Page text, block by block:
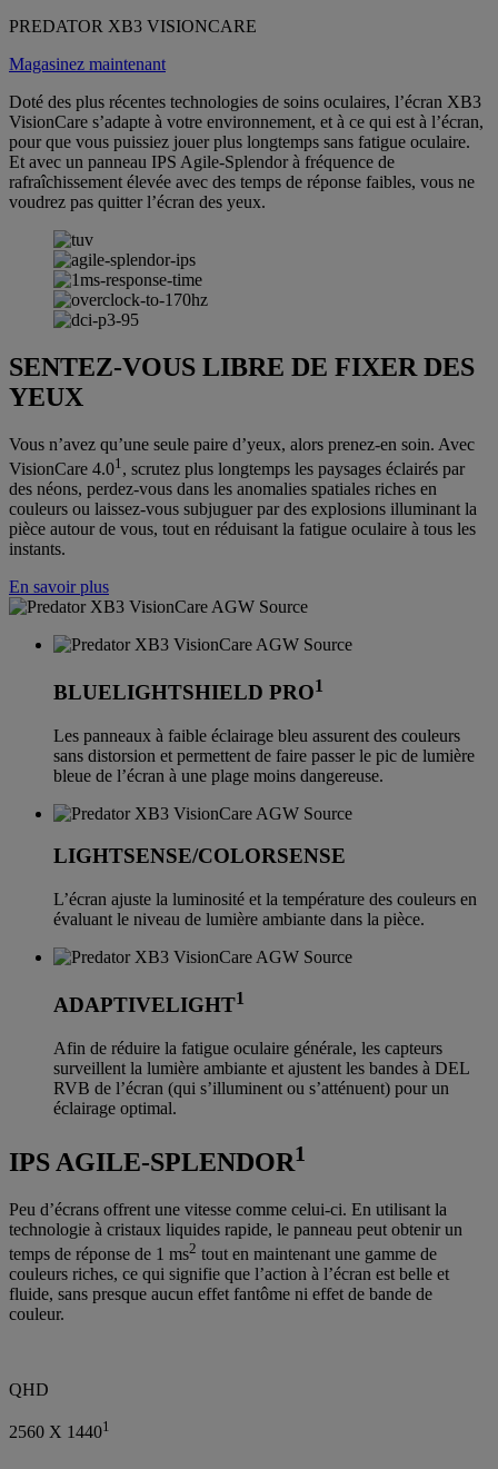
PREDATOR XB3 VISIONCARE
Magasinez maintenant
Doté des plus récentes technologies de soins oculaires, l’écran XB3
VisionCare s’adapte à votre environnement, et à ce qui est à l’écran,
pour que vous puissiez jouer plus longtemps sans fatigue oculaire.
Et avec un panneau IPS Agile-Splendor à fréquence de
rafraîchissement élevée avec des temps de réponse faibles, vous ne
voudrez pas quitter l’écran des yeux.
SENTEZ-VOUS LIBRE DE FIXER DES
YEUX
Vous n’avez qu’une seule paire d’yeux, alors prenez-en soin. Avec
VisionCare 4.01 , scrutez plus longtemps les paysages éclairés par
des néons, perdez-vous dans les anomalies spatiales riches en
couleurs ou laissez-vous subjuguer par des explosions illuminant la
pièce autour de vous, tout en réduisant la fatigue oculaire à tous les
instants.
En savoir plus
BLUELIGHTSHIELD PRO1
Les panneaux à faible éclairage bleu assurent des couleurs
sans distorsion et permettent de faire passer le pic de lumière
bleue de l’écran à une plage moins dangereuse.
LIGHTSENSE/COLORSENSE
L’écran ajuste la luminosité et la température des couleurs en
évaluant le niveau de lumière ambiante dans la pièce.
ADAPTIVELIGHT1
Afin de réduire la fatigue oculaire générale, les capteurs
surveillent la lumière ambiante et ajustent les bandes à DEL
RVB de l’écran (qui s’illuminent ou s’atténuent) pour un
éclairage optimal.
IPS AGILE-SPLENDOR1
Peu d’écrans offrent une vitesse comme celui-ci. En utilisant la
technologie à cristaux liquides rapide, le panneau peut obtenir un
temps de réponse de 1 ms2 tout en maintenant une gamme de
couleurs riches, ce qui signifie que l’action à l’écran est belle et
fluide, sans presque aucun effet fantôme ni effet de bande de
couleur.
QHD
2560 X 14401